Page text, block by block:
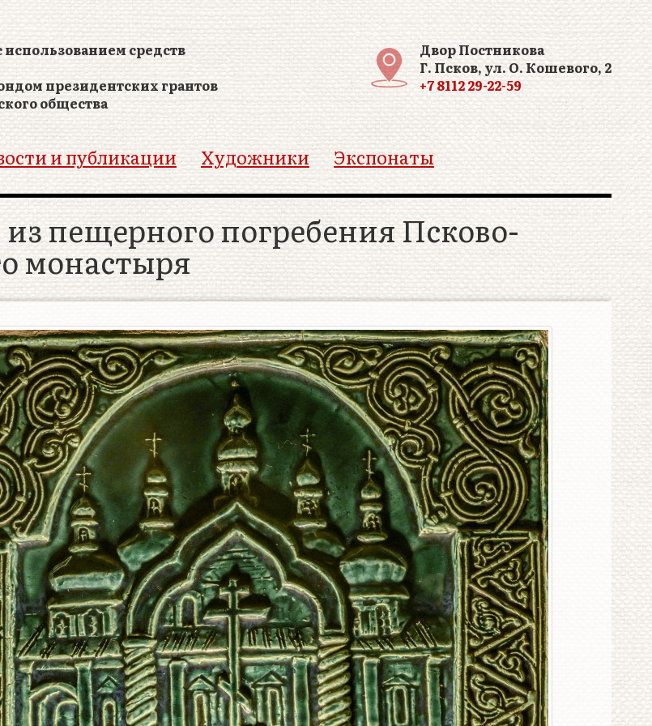
использованием средств
президентских грантов
общества
Двор Постникова
Г. Псков, ул. О. Кошевого, 2
+7 8112 29-22-59
и публикации Художники Экспонаты
пещерного погребения Псково-
монастыря